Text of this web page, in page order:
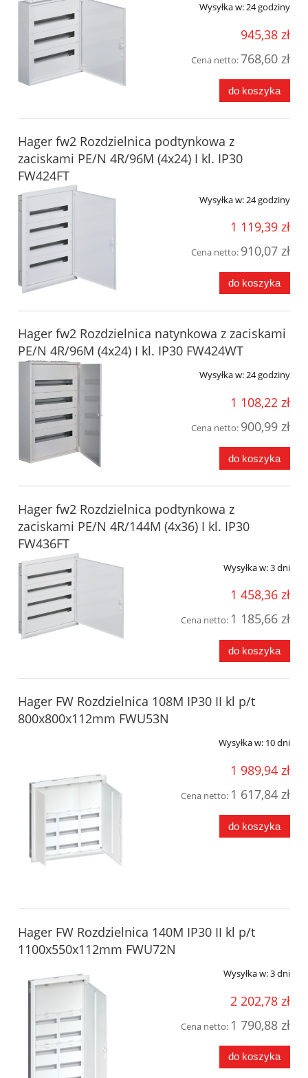
Wysyłka w:24 godziny
945,38 zł
Cena netto:768,60 zł
do koszyka
Hager fw2 Rozdzielnica podtynkowa z
zaciskami PE/N 4R/96M (4x24) I kl. IP30
FW424FT
Wysyłka w:24 godziny
1 119,39 zł
Cena netto: 910,07 zł
do koszyka
Hager fw2 Rozdzielnica natynkowa z zaciskami
PE/N 4R/96M (4x24) I kl. IP30 FW424WT
Wysyłka w:24 godziny
1 108,22 zł
Cena netto: 900,99 zł
do koszyka
Hager fw2 Rozdzielnica podtynkowa z
zaciskami PE/N 4R/144M (4x36) I kl. IP30
FW436FT
Wysyłka w:3 dni
1 458,36 zł
Cena netto: 1 185,66 zł
do koszyka
Hager FW Rozdzielnica 108M IP30 II kl p/t
800x800x112mm FWU53N
Wysyłka w: 10 dni
1 989,94 zł
Cena netto: 1 617,84 zł
do koszyka
Hager FW Rozdzielnica 140M IP30 II kl p/t
1100x550x112mm FWU72N
Wysyłka w:3 dni
2 202,78 zł
Cena netto: 1 790,88 zł
do koszyka